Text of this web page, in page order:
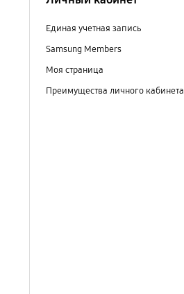
Единая учетная запись
Samsung Members
Моя страница
Преимущества личного кабинета